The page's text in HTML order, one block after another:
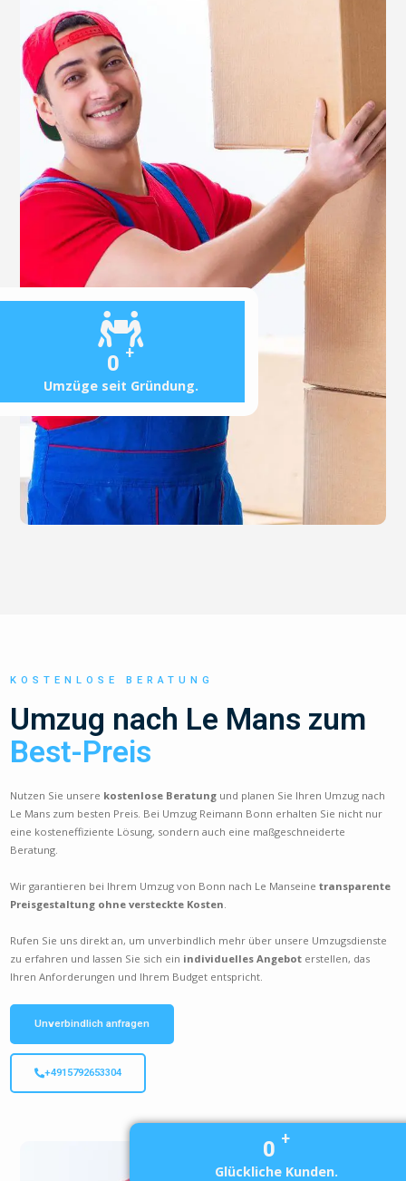
0 +
Umzüge seit Gründung.
KOSTENLOSE BERATUNG
Umzug nach Le Mans zum
Best-Preis
Nutzen Sie unsere kostenlose Beratung und planen Sie Ihren Umzug nach
Le Mans zum besten Preis. Bei Umzug Reimann Bonn erhalten Sie nicht nur
eine kosteneffiziente Lösung, sondern auch eine maßgeschneiderte
Beratung.
Wir garantieren bei Ihrem Umzug von Bonn nach Le Manseinetransparente
Preisgestaltung ohne versteckte Kosten
Rufen Sie uns direkt an, um unverbindlich mehr über unsere Umzugsdienste
zu erfahren und lassen Sie sich ein individuelles Angebot erstellen, das
Ihren Anforderungen und Ihrem Budget entspricht.
Unverbindlich anfragen
+4915792653304
0 +
Glückliche Kunden.